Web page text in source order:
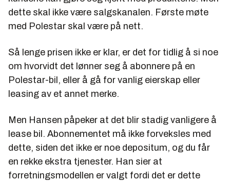
dette skal ikke være salgskanalen. Første møte
med Polestar skal være på nett.
Så lenge prisen ikke er klar, er det for tidlig å si noe
om hvorvidt det lønner seg å abonnere på en
Polestar-bil, eller å gå for vanlig eierskap eller
leasing av et annet merke.
Men Hansen påpeker at det blir stadig vanligere å
lease bil. Abonnementet må ikke forveksles med
dette, siden det ikke er noe depositum, og du får
en rekke ekstra tjenester. Han sier at
forretningsmodellen er valgt fordi det er dette